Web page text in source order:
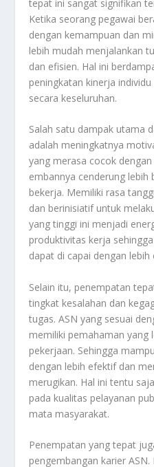
tepat ini sangat signifikan
Ketika seorang pegawai
dengan kemampuan dan
lebih mudah menjalankan
dan efisien. Hal ini
peningkatan kinerja
secara keseluruhan.
Salah satu dampak utama
adalah meningkatnya
yang merasa cocok
embannya cenderung lebih
bekerja. Memiliki rasa
dan berinisiatif untuk
yang tinggi ini menjadi
produktivitas kerja
dapat di capai dengan
Selain itu, penempatan
tingkat kesalahan dan
tugas. ASN yang sesuai
memiliki pemahaman yang
pekerjaan. Sehingga
dengan lebih efektif dan
merugikan. Hal ini tentu
pada kualitas pelayanan
mata masyarakat.
Penempatan yang tepat
pengembangan karier